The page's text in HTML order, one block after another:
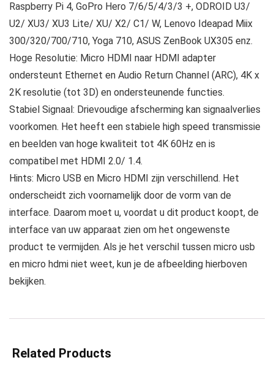
Raspberry Pi 4, GoPro Hero 7/6/5/4/3/3 +, ODROID U3/
U2/ XU3/ XU3 Lite/ XU/ X2/ C1/ W, Lenovo Ideapad Miix
300/320/700/710, Yoga 710, ASUS ZenBook UX305 enz.
Hoge Resolutie: Micro HDMI naar HDMI adapter
ondersteunt Ethernet en Audio Return Channel (ARC), 4K x
2K resolutie (tot 3D) en ondersteunende functies.
Stabiel Signaal: Drievoudige afscherming kan signaalverlies
voorkomen. Het heeft een stabiele high speed transmissie
en beelden van hoge kwaliteit tot 4K 60Hz en is
compatibel met HDMI 2.0/ 1.4.
Hints: Micro USB en Micro HDMI zijn verschillend. Het
onderscheidt zich voornamelijk door de vorm van de
interface. Daarom moet u, voordat u dit product koopt, de
interface van uw apparaat zien om het ongewenste
product te vermijden. Als je het verschil tussen micro usb
en micro hdmi niet weet, kun je de afbeelding hierboven
bekijken.
Related Products